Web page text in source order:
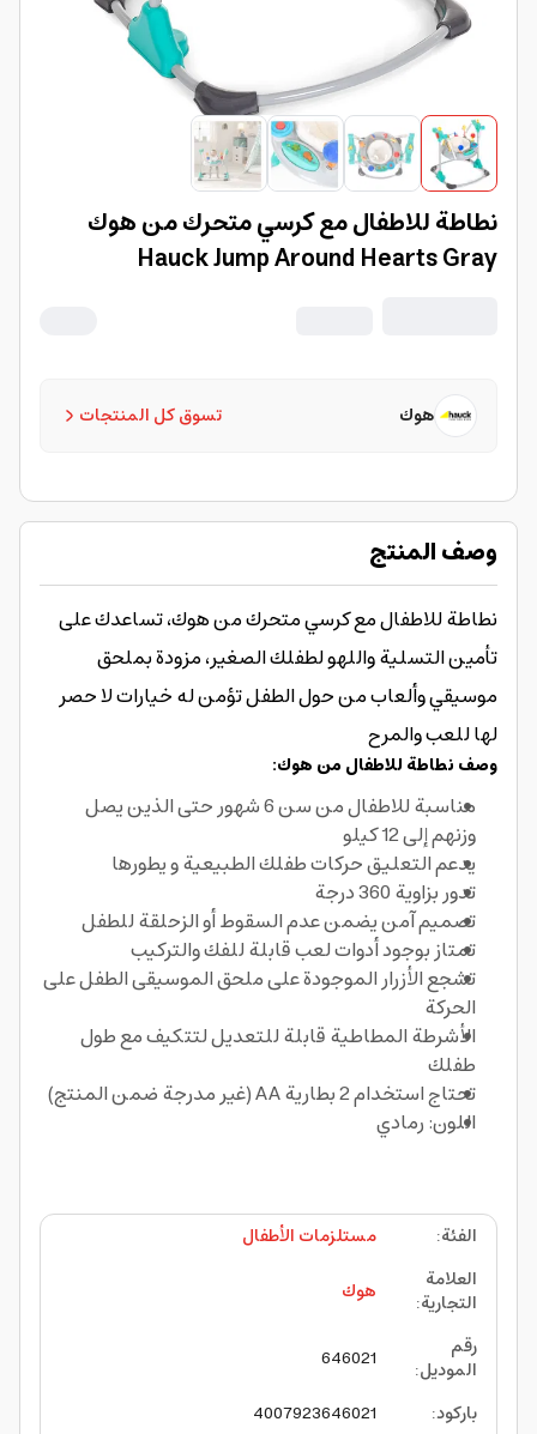
نطاطة للاطفال مع كرسي متحرك من هوك
Hauck Jump Around Hearts Gray
تسوق كل المنتجات هوك
وصف المنتج
نطاطة للاطفال مع كرسي متحرك من هوك، تساعدك على
تأمين التسلية واللهو لطفلك الصغير، مزودة بملحق
موسيقي وألعاب من حول الطفل تؤمن له خيارات لا حصر
لها للعب والمرح
وصف نطاطة للاطفال من هوك:
مناسبة للاطفال من سن 6 شهور حتى الذين يصل
وزنهم إلى 12 كيلو
يدعم التعليق حركات طفلك الطبيعية و يطورها
تدور بزاوية 360 درجة
تصميم آمن يضمن عدم السقوط أو الزحلقة للطفل
تمتاز بوجود أدوات لعب قابلة للفك والتركيب
تشجع الأزرار الموجودة على ملحق الموسيقى الطفل على
الحركة
الأشرطة المطاطية قابلة للتعديل لتتكيف مع طول
طفلك
تحتاج استخدام 2 بطارية AA (غير مدرجة ضمن المنتج)
اللون: رمادي
الفئة:
مستلزمات الأطفال
العلامة
التجارية:
هوك
رقم
الموديل:
646021
باركود:
4007923646021